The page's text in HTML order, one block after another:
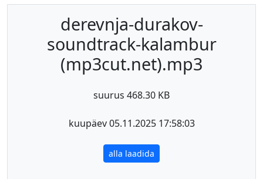
derevnja-durakov-
soundtrack-kalambur
(mp3cut.net).mp3
suurus 468.30 KB
kuupäev 05.11.2025 17:58:03
alla laadida